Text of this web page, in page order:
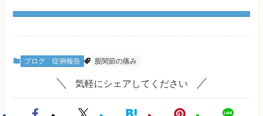
ブログ 症例報告 股関節の痛み
気軽にシェアしてください